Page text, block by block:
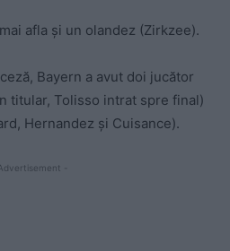
afla și un olandez (Zirkzee).
Bayern a avut doi jucător
titular, Tolisso intrat spre final)
Hernandez și Cuisance).
-